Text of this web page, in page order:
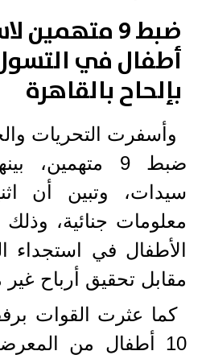
أطفال في
بإلحاح بالقاهرة
وأسفرت التحريات
سيدات، وتبين أن
معلومات جنائية، وذلك
الأطفال في استجداء
مقابل تحقيق أرباح
كما عثرت القوات
10 أطفال من